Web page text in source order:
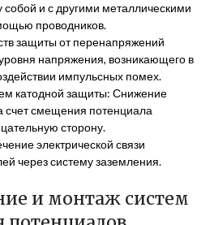
и с другими металлическими
проводников.
защиты от перенапряжений
напряжения, возникающего в
импульсных помех.
катодной защиты: Снижение
счет смещения потенциала
сторону.
электрической связи
через систему заземления.
и монтаж систем